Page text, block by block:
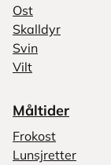
Ost
Skalldyr
Svin
Vilt
Måltider
Frokost
Lunsjretter